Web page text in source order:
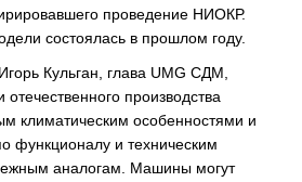
проведение НИОКР.
состоялась в прошлом году.
Кульган, глава UMG СДМ,
отечественного производства
климатическим особенностями и
функционалу и техническим
аналогам. Машины могут